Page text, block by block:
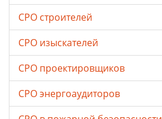
СРО строителей
СРО изыскателей
СРО проектировщиков
СРО энергоаудиторов